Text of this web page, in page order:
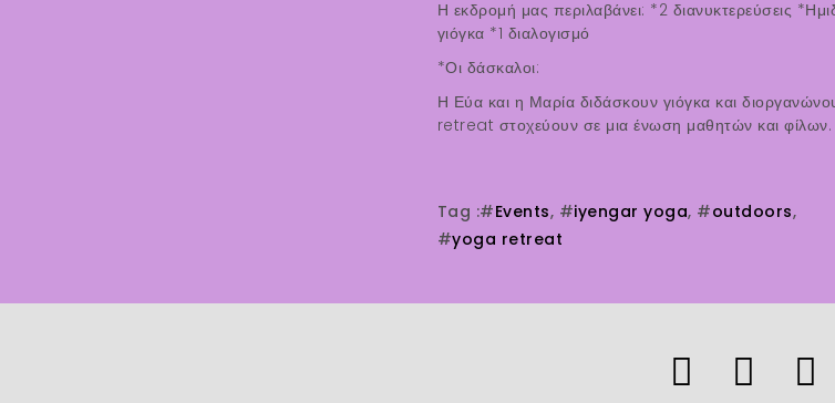
Η εκδρομή μας περιλαβάνει: *2 διανυκτερεύσεις
γιόγκα *1 διαλογισμό
*Οι δάσκαλοι:
Η Εύα και η Μαρία διδάσκουν γιόγκα και
retreat στοχεύουν σε μια ένωση μαθητών και φίλων.
Tag :#Events, #iyengar yoga, #outdoors,
#yoga retreat